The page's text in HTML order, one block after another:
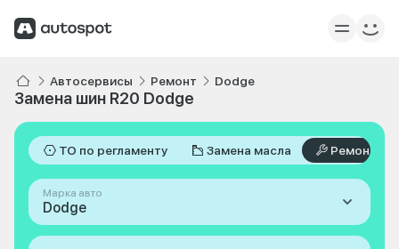
Автосервисы Ремонт Dodge
Замена шин R20 Dodge
ТО по регламенту Замена масла Ремонт
Марка авто
Dodge